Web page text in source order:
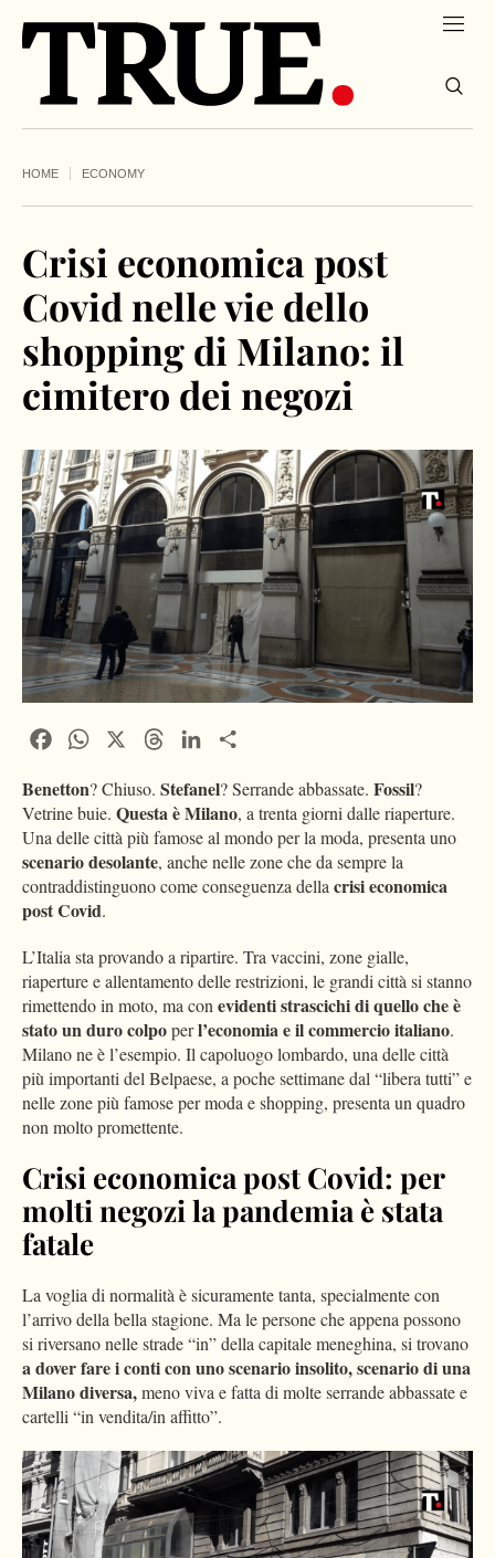
HOME ECONOMY
Crisi economica post
Covid nelle vie dello
shopping di Milano: il
cimitero dei negozi
FacebookWhatsApp ThreadsLinkedIn
Benetton? Chiuso. Stefanel? Serrande abbassate. Fossil?
Vetrine buie. Questa è Milano, a trenta giorni dalle riaperture.
Una delle città più famose al mondo per la moda, presenta uno
scenario desolante, anche nelle zone che da sempre la
contraddistinguono come conseguenza dellacrisi economica
post Covid.
L’Italia sta provando a ripartire. Tra vaccini, zone gialle,
riaperture e allentamento delle restrizioni, le grandi città si stanno
rimettendo in moto, ma conevidenti strascichi di quello che è
stato un duro colpoperl’economia e il commercio italiano.
Milano ne è l’esempio. Il capoluogo lombardo, una delle città
più importanti del Belpaese, a poche settimane dal “libera tutti” e
nelle zone più famose per moda e shopping, presenta un quadro
non molto promettente.
Crisi economica post Covid: per
molti negozi la pandemia è stata
fatale
La voglia di normalità è sicuramente tanta, specialmente con
l’arrivo della bella stagione. Ma le persone che appena possono
si riversano nelle strade “in” della capitale meneghina, si trovano
a dover fare i conti con uno scenario insolito, scenario di una
Milano diversa,meno viva e fatta di molte serrande abbassate e
cartelli “in vendita/in affitto”.